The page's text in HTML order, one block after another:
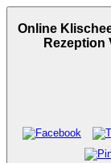
Online
Rezeption